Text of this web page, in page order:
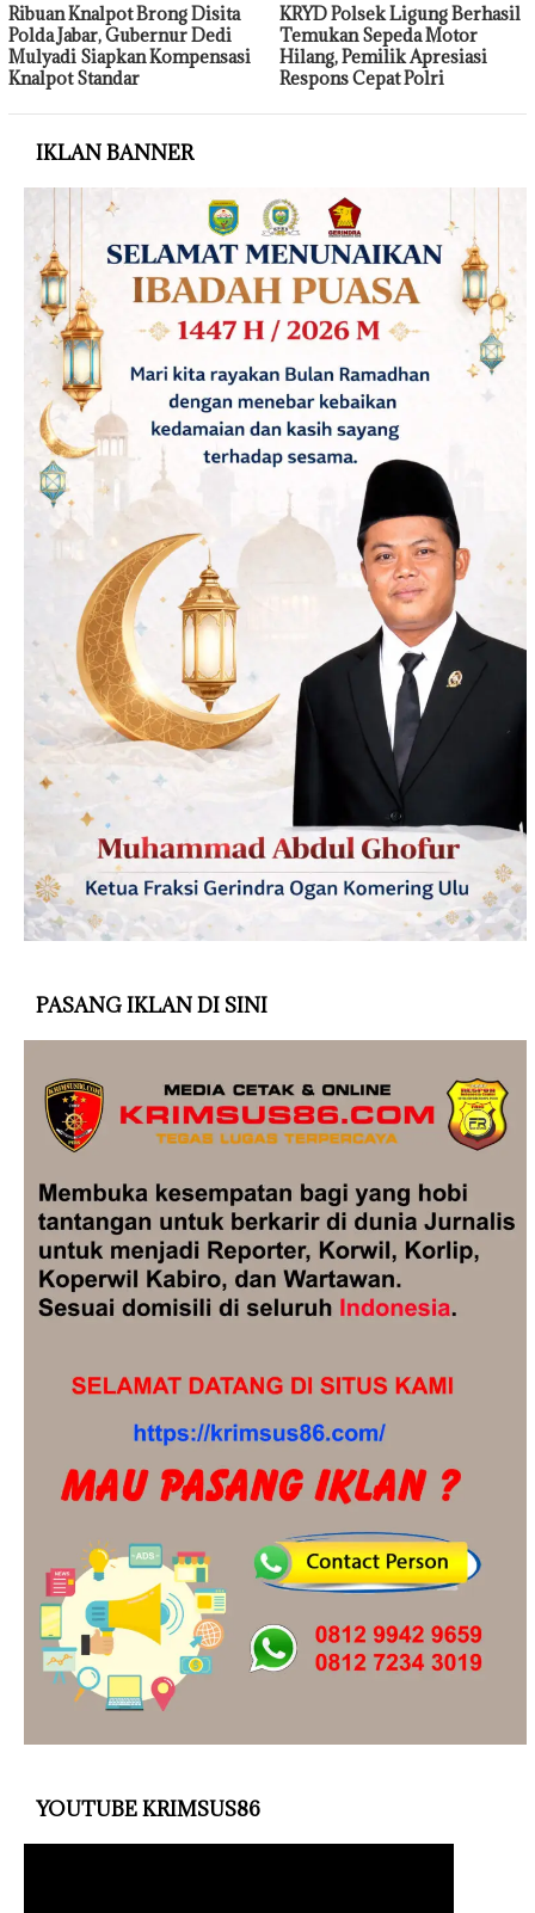
Ribuan Knalpot Brong Disita
Polda Jabar, Gubernur Dedi
Mulyadi Siapkan Kompensasi
Knalpot Standar
KRYD Polsek Ligung Berhasil
Temukan Sepeda Motor
Hilang, Pemilik Apresiasi
Respons Cepat Polri
IKLAN BANNER
PASANG IKLAN DI SINI
YOUTUBE KRIMSUS86